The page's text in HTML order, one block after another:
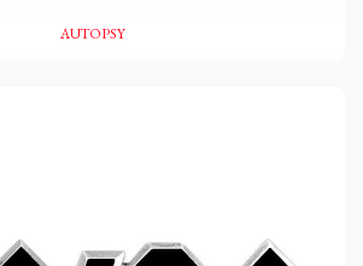
AUTOPSY